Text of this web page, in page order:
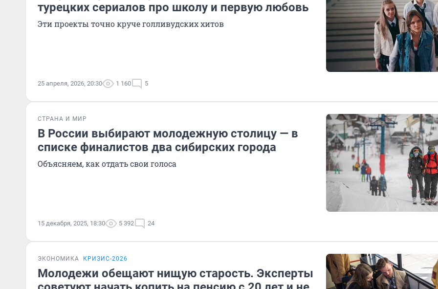
турецких сериалов про школу и первую любовь
Эти проекты точно круче голливудских хитов
25 апреля, 2026, 20:30 1 160 5
СТРАНА И МИР
В России выбирают молодежную столицу — в
списке финалистов два сибирских города
Объясняем, как отдать свои голоса
15 декабря, 2025, 18:30 5 392 24
ЭКОНОМИКА КРИЗИС-2026
Молодежи обещают нищую старость. Эксперты